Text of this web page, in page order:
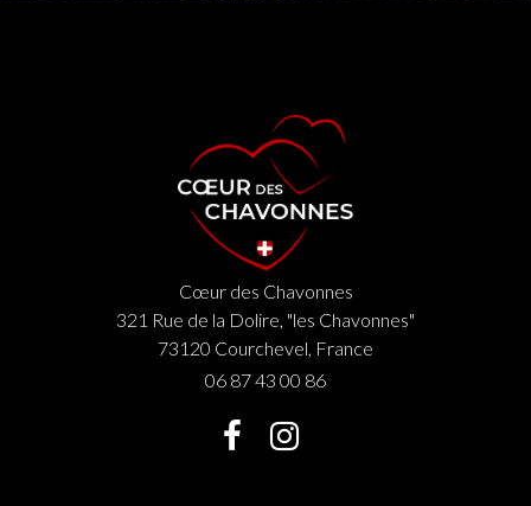
Cœur des Chavonnes
Cœur des Chavonnes
321 Rue de la Dolire, "les Chavonnes"
73120 Courchevel, France
06 87 43 00 86